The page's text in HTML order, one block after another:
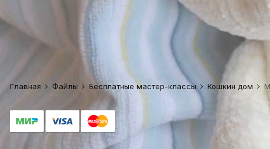
Главная Файлы Бесплатные мастер-классы Кошкин дом